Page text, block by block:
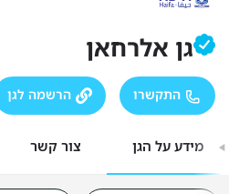
גן אלרחאן
התקשרו הרשמה לגן
מידע על הגן צור קשר